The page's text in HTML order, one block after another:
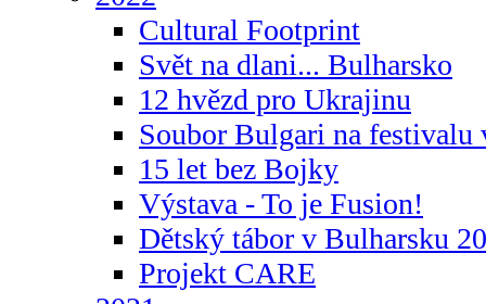
Cultural Footprint
Svět na dlani... Bulharsko
12 hvězd pro Ukrajinu
Soubor Bulgari na festivalu
15 let bez Bojky
Výstava - To je Fusion!
Dětský tábor v Bulharsku
Projekt CARE